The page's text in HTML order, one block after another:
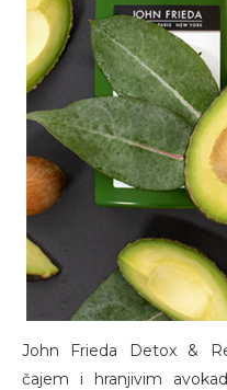
John Frieda Detox &
čajem i hranjivim